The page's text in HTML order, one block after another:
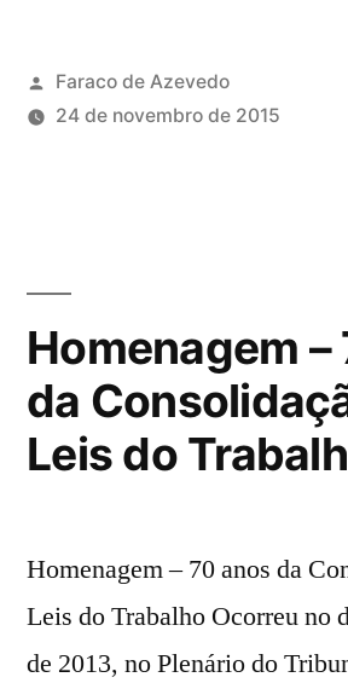
Faraco de Azevedo
24 de novembro de 2015
Homenagem –
da
Leis do
Homenagem – 70 anos da
Leis do Trabalho Ocorreu no
de 2013, no Plenário do